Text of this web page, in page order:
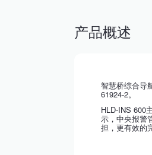
产品概述
智慧桥综合导
61924-2。
HLD-INS 600
示，中央报警
担，更有效的